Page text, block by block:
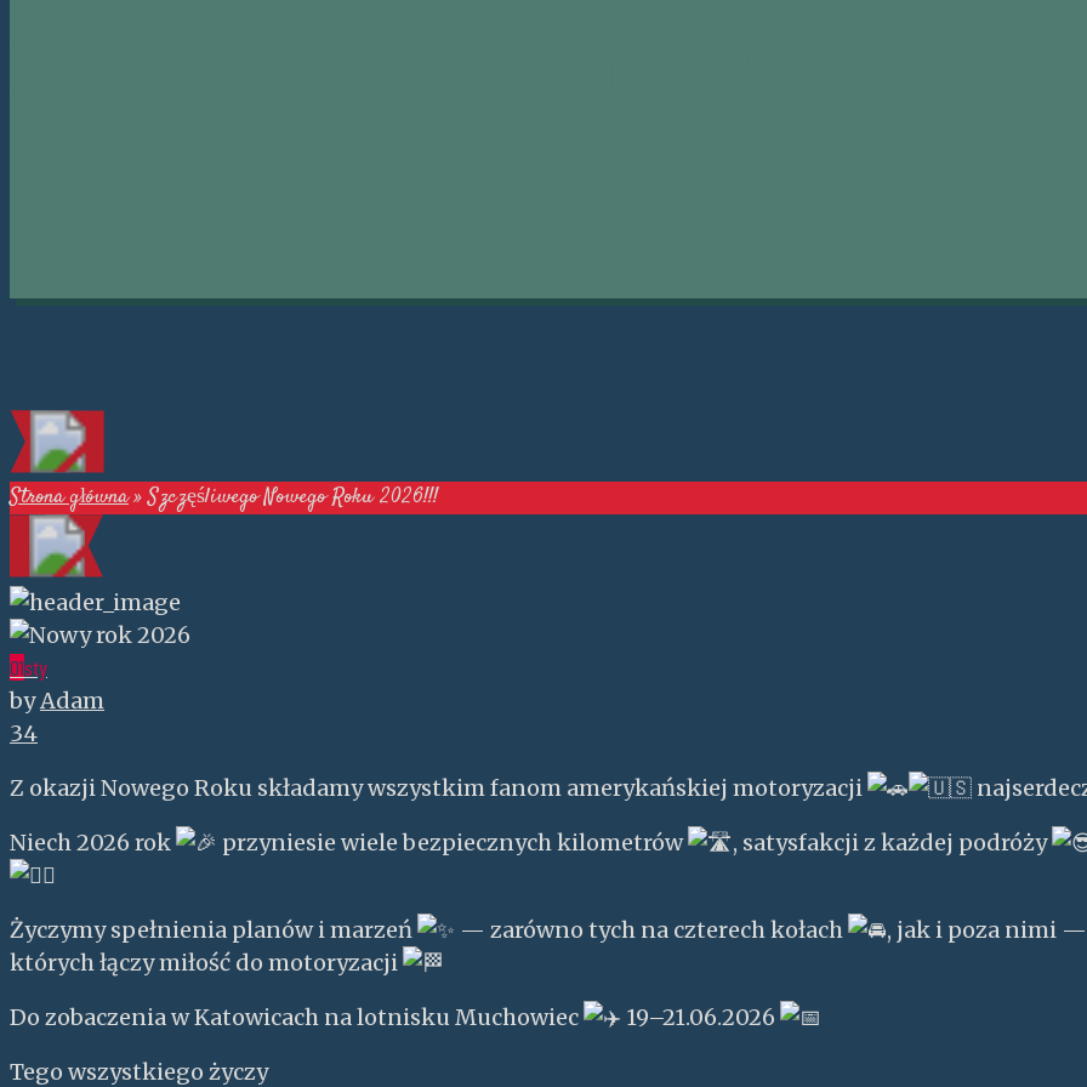
Strona główna»Szczęśliwego Nowego Roku 2026!!!
01sty
byAdam
34
Z okazji Nowego Roku składamy wszystkim fanom amerykańskiej motoryzacji
Niech 2026 rok
przyniesie wiele bezpiecznych kilometrów , satysfakcji z każdej podróży
Życzymy spełnienia planów i marzeń — zarówno tych na czterech kołach
, jak i poza nimi
których łączy miłość do motoryzacji
Do zobaczenia w Katowicach na lotnisku Muchowiec
19–21.06.2026
Tego wszystkiego życzy